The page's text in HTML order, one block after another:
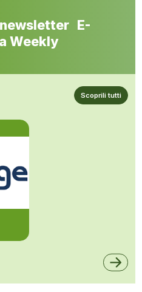
E-
Weekly
Scoprili tutti